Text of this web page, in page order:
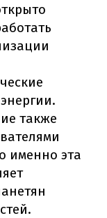
также
именно эта